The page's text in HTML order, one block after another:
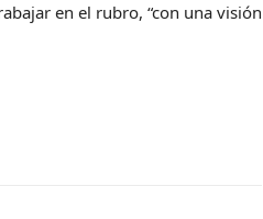
en el rubro, “con una visión